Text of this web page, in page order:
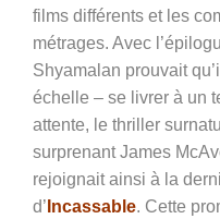
films différents et les
métrages. Avec
Shyamalan prouvait
échelle – se livrer à un
attente, le thriller
surprenant James
rejoignait ainsi à la
d’ Incassable. Cette